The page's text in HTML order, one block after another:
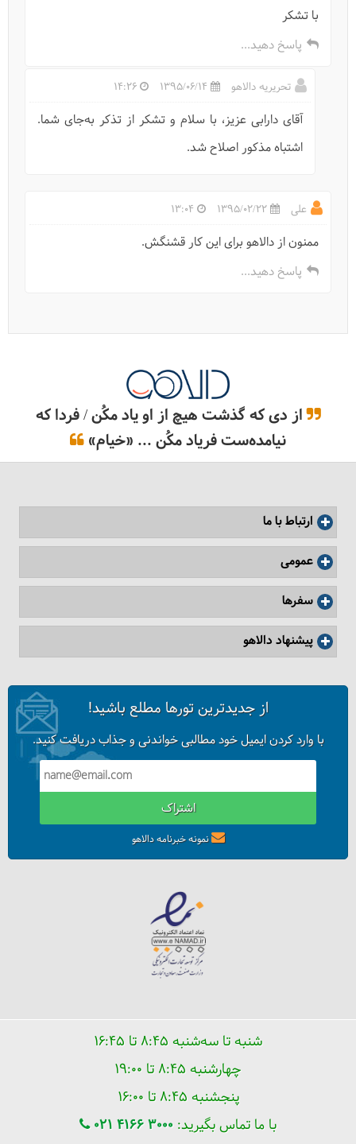
با تشکر
پاسخ دهید...
تحریریه دالاهو 1395/06/14
14:26
آقای دارابی عزیز، با سلام و تشکر از تذکر به‌جای شما.
اشتباه مذکور اصلاح شد.
علی 1395/02/22
13:04
ممنون از دالاهو برای این کار قشنگش.
پاسخ دهید...
از دی که گذشت هیچ از او یاد مکُن / فردا که
نیامده‌ست فریاد مکُن ... «خیام»
ارتباط با ما
عمومی
سفرها
پیشنهاد دالاهو
از جدیدترین تورها مطلع باشید!
با وارد کردن ایمیل خود مطالبی خواندنی و جذاب دریافت کنید.
اشتراک
نمونه خبرنامه دالاهو
شنبه تا سه‌شنبه ۸:۴۵ تا ۱۶:۴۵
چهارشنبه ۸:۴۵ تا ۱۹:۰۰
پنجشنبه ۸:۴۵ تا ۱۶:۰۰
با ما تماس بگیرید: 021 4166 3000